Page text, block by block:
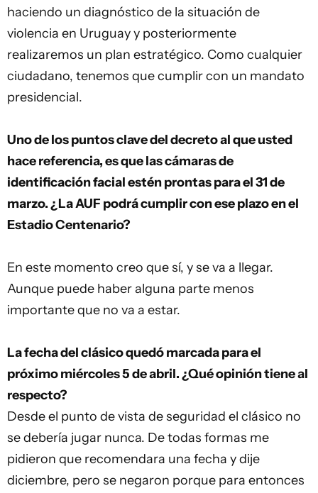
haciendo un diagnóstico de la situación de
violencia en Uruguay y posteriormente
realizaremos un plan estratégico. Como cualquier
ciudadano, tenemos que cumplir con un mandato
presidencial.
Uno de los puntos clave del decreto al que usted
hace referencia, es que las cámaras de
identificación facial estén prontas para el 31 de
marzo. ¿La AUF podrá cumplir con ese plazo en el
Estadio Centenario?
En este momento creo que sí, y se va a llegar.
Aunque puede haber alguna parte menos
importante que no va a estar.
La fecha del clásico quedó marcada para el
próximo miércoles 5 de abril. ¿Qué opinión tiene al
respecto?
Desde el punto de vista de seguridad el clásico no
se debería jugar nunca. De todas formas me
pidieron que recomendara una fecha y dije
diciembre, pero se negaron porque para entonces